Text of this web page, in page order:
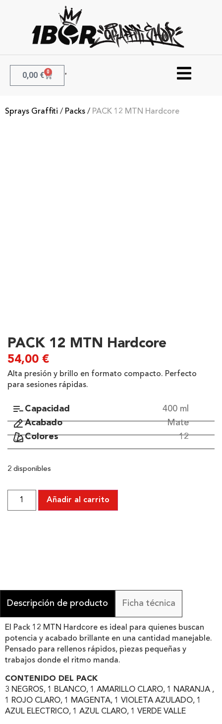
0,00 € 0
Sprays Graffiti / Packs / PACK 12 MTN Hardcore
PACK 12 MTN Hardcore
54,00 €
Alta presión y brillo en formato compacto. Perfecto
para sesiones rápidas.
Capacidad
400 ml
Acabado
Mate
Colores
12
2 disponibles
Añadir al carrito
Descripción de producto Ficha técnica
El Pack 12 MTN Hardcore es ideal para quienes buscan
potencia y acabado brillante en una cantidad manejable.
Pensado para rellenos rápidos, piezas pequeñas y
trabajos donde el ritmo manda.
CONTENIDO DEL PACK
3 NEGROS, 1 BLANCO, 1 AMARILLO CLARO, 1 NARANJA ,
1 ROJO CLARO, 1 MAGENTA, 1 VIOLETA AZULADO, 1
AZUL ELECTRICO, 1 AZUL CLARO, 1 VERDE VALLE